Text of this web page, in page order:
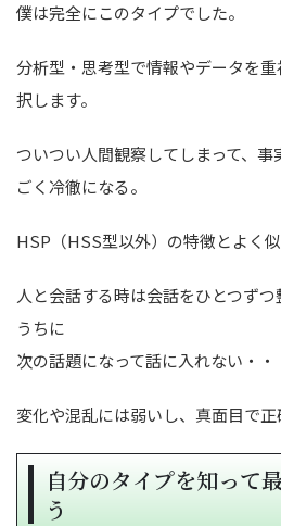
僕は完全にこのタイプでした。
分析型・思考型で情報やデータを
択します。
ついつい人間観察してしまって、
ごく冷徹になる。
HSP（HSS型以外）の特徴とよく
人と会話する時は会話をひとつず
うちに
次の話題になって話に入れない・
変化や混乱には弱いし、真面目で正
自分のタイプを知って
う